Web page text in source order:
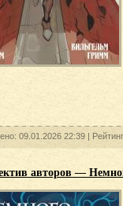
09.01.2026 22:39 |
авторов —